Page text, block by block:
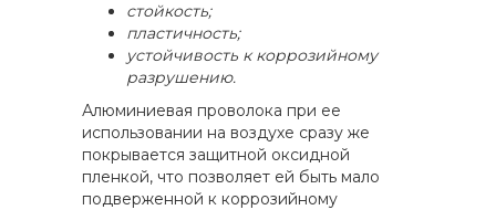
стойкость;
пластичность;
устойчивость к коррозийному
разрушению.
Алюминиевая проволока при ее
использовании на воздухе сразу же
покрывается защитной оксидной
пленкой, что позволяет ей быть мало
подверженной к коррозийному